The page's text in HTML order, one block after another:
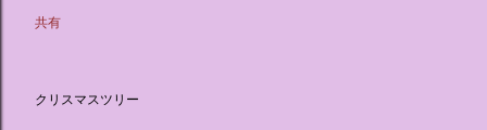
共有
クリスマスツリー